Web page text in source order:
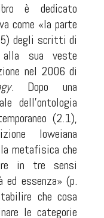
è dedicato
come «la parte
degli scritti di
alla sua veste
nel 2006 di
. Dopo una
dell’ontologia
(2.1),
loweiana
metafisica che
in tre sensi
essenza» (p.
che cosa
le categorie